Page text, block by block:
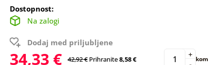
Dostopnost:
Na zalogi
Dodaj med priljubljene
34,33 € 42,92 € Prihranite8,58 € + kom